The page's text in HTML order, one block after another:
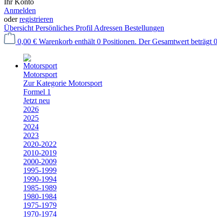
Ihr Konto
Anmelden
oderregistrieren
Übersicht Persönliches Profil Adressen Bestellungen
0,00 € Warenkorb enthält 0 Positionen. Der Gesamtwert beträgt
Motorsport
Zur Kategorie Motorsport
Formel 1
Jetzt neu
2026
2025
2024
2023
2020-2022
2010-2019
2000-2009
1995-1999
1990-1994
1985-1989
1980-1984
1975-1979
1970-1974